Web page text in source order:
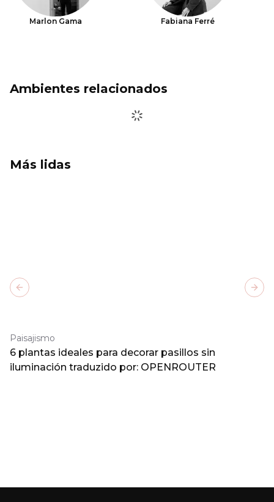
Marlon Gama Fabiana Ferré
Ambientes relacionados
Más lidas
Paisajismo
6 plantas ideales para decorar pasillos sin
iluminación traduzido por: OPENROUTER
Previous slide